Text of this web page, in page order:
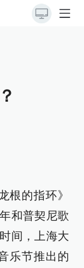
根的指环》
和普契尼歌
间，上海大
乐节推出的